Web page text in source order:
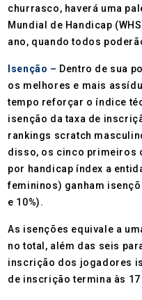
churrasco, haverá uma
Mundial de Handicap
ano, quando todos
Isenção – Dentro de sua
os melhores e mais
tempo reforçar o índice
isenção da taxa de
rankings scratch
disso, os cinco primeiros
por handicap índex a
femininos) ganham
e 10%).
As isenções equivale a
no total, além das seis
inscrição dos jogadores
de inscrição termina às